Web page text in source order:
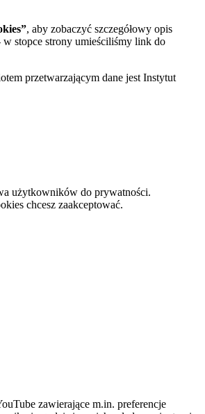
, aby zobaczyć szczegółowy opis
stopce strony umieściliśmy link do
przetwarzającym dane jest Instytut
użytkowników do prywatności.
chcesz zaakceptować.
zawierające m.in. preferencje